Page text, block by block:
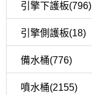
引擎下護板(796)
引擎側護板(18)
備水桶(776)
噴水桶(2155)